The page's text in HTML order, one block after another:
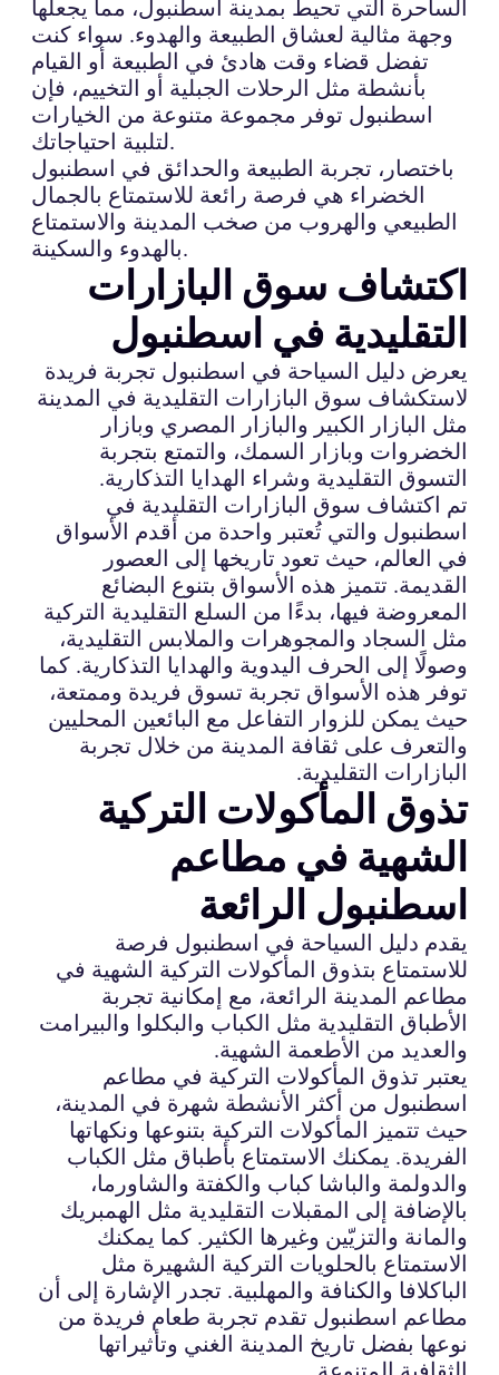
الساحرة التي تحيط بمدينة اسطنبول، مما يجعلها
وجهة مثالية لعشاق الطبيعة والهدوء. سواء كنت
تفضل قضاء وقت هادئ في الطبيعة أو القيام
بأنشطة مثل الرحلات الجبلية أو التخييم، فإن
اسطنبول توفر مجموعة متنوعة من الخيارات
لتلبية احتياجاتك.
باختصار، تجربة الطبيعة والحدائق في اسطنبول
الخضراء هي فرصة رائعة للاستمتاع بالجمال
الطبيعي والهروب من صخب المدينة والاستمتاع
بالهدوء والسكينة.
اكتشاف سوق البازارات
التقليدية في اسطنبول
يعرض دليل السياحة في اسطنبول تجربة فريدة
لاستكشاف سوق البازارات التقليدية في المدينة
مثل البازار الكبير والبازار المصري وبازار
الخضروات وبازار السمك، والتمتع بتجربة
التسوق التقليدية وشراء الهدايا التذكارية.
تم اكتشاف سوق البازارات التقليدية في
اسطنبول والتي تُعتبر واحدة من أقدم الأسواق
في العالم، حيث تعود تاريخها إلى العصور
القديمة. تتميز هذه الأسواق بتنوع البضائع
المعروضة فيها، بدءًا من السلع التقليدية التركية
مثل السجاد والمجوهرات والملابس التقليدية،
وصولًا إلى الحرف اليدوية والهدايا التذكارية. كما
توفر هذه الأسواق تجربة تسوق فريدة وممتعة،
حيث يمكن للزوار التفاعل مع البائعين المحليين
والتعرف على ثقافة المدينة من خلال تجربة
البازارات التقليدية.
تذوق المأكولات التركية
الشهية في مطاعم
اسطنبول الرائعة
يقدم دليل السياحة في اسطنبول فرصة
للاستمتاع بتذوق المأكولات التركية الشهية في
مطاعم المدينة الرائعة، مع إمكانية تجربة
الأطباق التقليدية مثل الكباب والبكلوا والبيرامت
والعديد من الأطعمة الشهية.
يعتبر تذوق المأكولات التركية في مطاعم
اسطنبول من أكثر الأنشطة شهرة في المدينة،
حيث تتميز المأكولات التركية بتنوعها ونكهاتها
الفريدة. يمكنك الاستمتاع بأطباق مثل الكباب
والدولمة والباشا كباب والكفتة والشاورما،
بالإضافة إلى المقبلات التقليدية مثل الهمبريك
والمانة والتزيّين وغيرها الكثير. كما يمكنك
الاستمتاع بالحلويات التركية الشهيرة مثل
الباكلافا والكنافة والمهلبية. تجدر الإشارة إلى أن
مطاعم اسطنبول تقدم تجربة طعام فريدة من
نوعها بفضل تاريخ المدينة الغني وتأثيراتها